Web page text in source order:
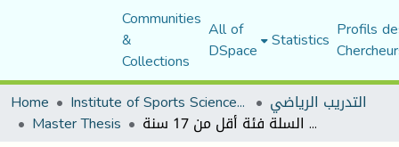
Communities
&
Collections
All of
DSpace Statistics Profils
Home
Institute of Sports Sciences and Techniques التدريب الرياضي
Master Thesis أثر التدريب البليومتري خلال دورة متوسطة في تنمية القدرة على تكرار السرعات لدى لاعبي كرة السلة فئة أقل من 17 سنة